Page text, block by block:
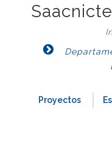
Proyectos